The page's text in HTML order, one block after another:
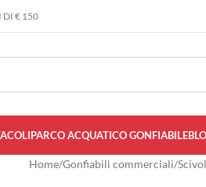
DI € 150
PARCO ACQUATICO GONFIABILE
Home/Gonfiabili commerciali/